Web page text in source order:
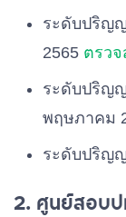
ระดับปริญ
2565 ตรว
ระดับปริญ
พฤษภาคม
ระดับปริญ
2. ศูนย์สอบป